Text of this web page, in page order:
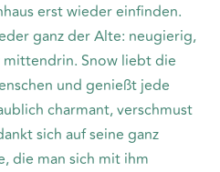
erst wieder einfinden.
ganz der Alte: neugierig,
Snow liebt die
und genießt jede
charmant, verschmust
sich auf seine ganz
die man sich mit ihm